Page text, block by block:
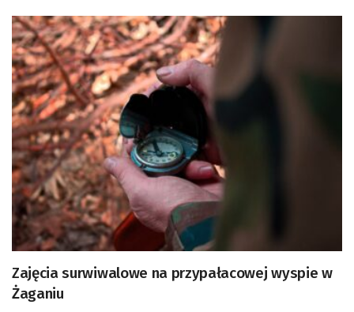
Zajęcia surwiwalowe na przypałacowej wyspie w
Żaganiu